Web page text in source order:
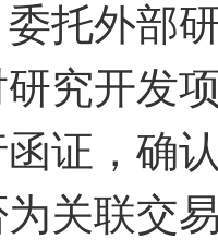
托外部
究开发
证，确
关联交